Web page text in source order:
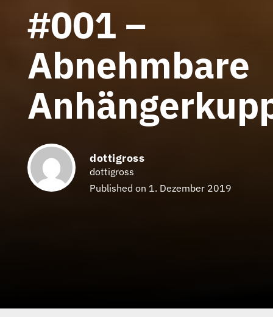
#001 –
Abnehmbare
dottigross
dottigross
Published on 1. Dezember 2019